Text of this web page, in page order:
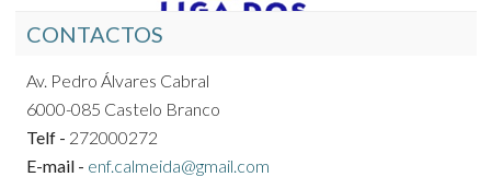
CONTACTOS
Av. Pedro Álvares Cabral
6000-085 Castelo Branco
Telf - 272000272
E-mail - enf.calmeida@gmail.com